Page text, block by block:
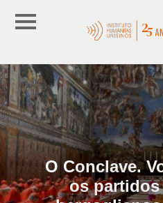
O Conclave.
os